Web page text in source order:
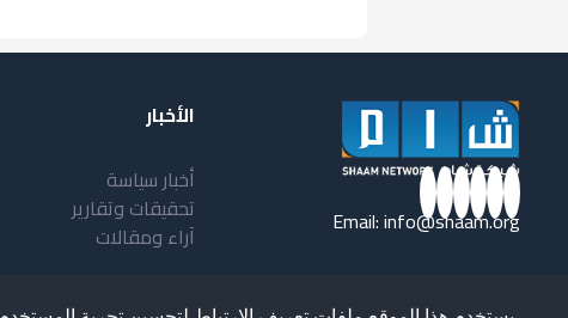
Email:info@shaam.org
الأخبار
أخبار سياسة
تحقيقات وتقارير
آراء ومقالات